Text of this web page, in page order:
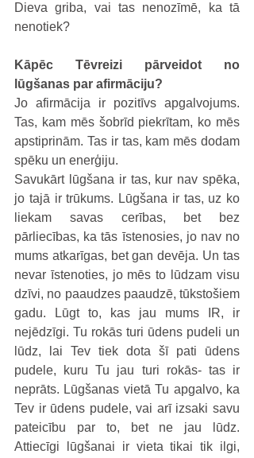
Dieva griba, vai tas nenozīmē, ka tā
nenotiek?
Kāpēc Tēvreizi pārveidot no
lūgšanas par afirmāciju?
Jo afirmācija ir pozitīvs apgalvojums.
Tas, kam mēs šobrīd piekrītam, ko mēs
apstiprinām. Tas ir tas, kam mēs dodam
spēku un enerģiju.
Savukārt lūgšana ir tas, kur nav spēka,
jo tajā ir trūkums. Lūgšana ir tas, uz ko
liekam savas cerības, bet bez
pārliecības, ka tās īstenosies, jo nav no
mums atkarīgas, bet gan devēja. Un tas
nevar īstenoties, jo mēs to lūdzam visu
dzīvi, no paaudzes paaudzē, tūkstošiem
gadu. Lūgt to, kas jau mums IR, ir
nejēdzīgi. Tu rokās turi ūdens pudeli un
lūdz, lai Tev tiek dota šī pati ūdens
pudele, kuru Tu jau turi rokās- tas ir
neprāts. Lūgšanas vietā Tu apgalvo, ka
Tev ir ūdens pudele, vai arī izsaki savu
pateicību par to, bet ne jau lūdz.
Attiecīgi lūgšanai ir vieta tikai tik ilgi,